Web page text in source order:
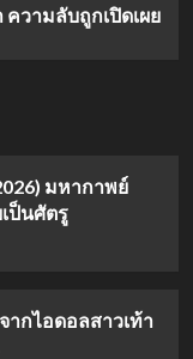
วามลับถูกเปิดเผย
มหากาพย์
ป็นศัตรู
ากไอดอลสาวเท้า